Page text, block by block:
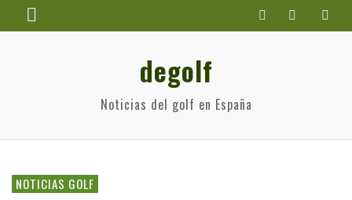
degolf
Noticias del golf en España
NOTICIAS GOLF